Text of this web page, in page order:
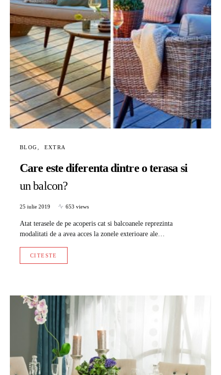
BLOG EXTRA
Care este diferenta dintre o terasa si
un balcon?
25 iulie 2019 653 views
Atat terasele de pe acoperis cat si balcoanele reprezinta
modalitati de a avea acces la zonele exterioare ale…
CITESTE